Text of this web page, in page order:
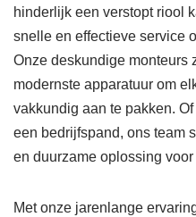
hinderlijk een verstopt riool
snelle en effectieve service
Onze deskundige monteurs
modernste apparatuur om
vakkundig aan te pakken.
een bedrijfspand, ons team
en duurzame oplossing
Met onze jarenlange